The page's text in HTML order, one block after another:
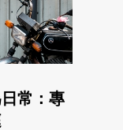
常：專